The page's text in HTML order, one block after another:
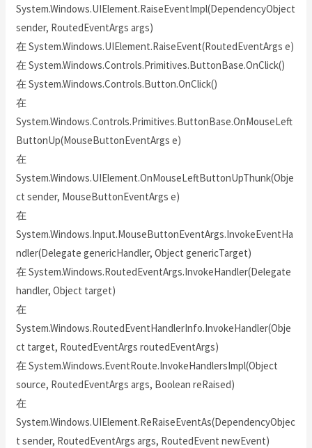
System.Windows.UIElement.RaiseEventImpl(DependencyObject
sender, RoutedEventArgs args)
在 System.Windows.UIElement.RaiseEvent(RoutedEventArgs e)
在 System.Windows.Controls.Primitives.ButtonBase.OnClick()
在 System.Windows.Controls.Button.OnClick()
在
System.Windows.Controls.Primitives.ButtonBase.OnMouseLeft
ButtonUp(MouseButtonEventArgs e)
在
System.Windows.UIElement.OnMouseLeftButtonUpThunk(Obje
ct sender, MouseButtonEventArgs e)
在
System.Windows.Input.MouseButtonEventArgs.InvokeEventHa
ndler(Delegate genericHandler, Object genericTarget)
在 System.Windows.RoutedEventArgs.InvokeHandler(Delegate
handler, Object target)
在
System.Windows.RoutedEventHandlerInfo.InvokeHandler(Obje
ct target, RoutedEventArgs routedEventArgs)
在 System.Windows.EventRoute.InvokeHandlersImpl(Object
source, RoutedEventArgs args, Boolean reRaised)
在
System.Windows.UIElement.ReRaiseEventAs(DependencyObjec
t sender, RoutedEventArgs args, RoutedEvent newEvent)